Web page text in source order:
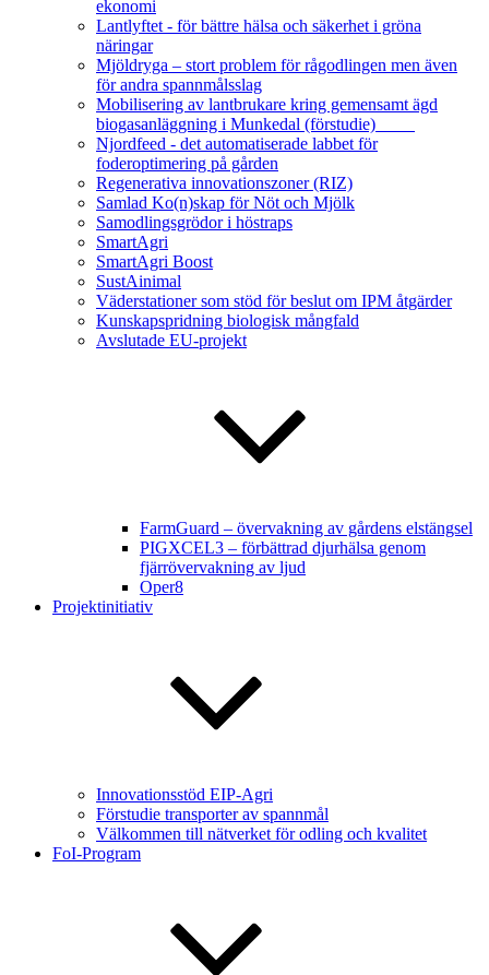
ekonomi
Lantlyftet - för bättre hälsa och säkerhet i gröna
näringar
Mjöldryga – stort problem för rågodlingen men även
för andra spannmålsslag
Mobilisering av lantbrukare kring gemensamt ägd
biogasanläggning i Munkedal (förstudie)
Njordfeed - det automatiserade labbet för
foderoptimering på gården
Regenerativa innovationszoner (RIZ)
Samlad Ko(n)skap för Nöt och Mjölk
Samodlingsgrödor i höstraps
SmartAgri
SmartAgri Boost
SustAinimal
Väderstationer som stöd för beslut om IPM åtgärder
Kunskapspridning biologisk mångfald
Avslutade EU-projekt
FarmGuard – övervakning av gårdens elstängsel
PIGXCEL3 – förbättrad djurhälsa genom
fjärrövervakning av ljud
Oper8
Projektinitiativ
Innovationsstöd EIP-Agri
Förstudie transporter av spannmål
Välkommen till nätverket för odling och kvalitet
FoI-Program